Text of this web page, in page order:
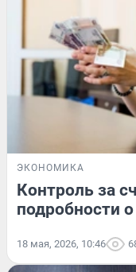
ЭКОНОМИКА
Контроль за
подробности
18 мая, 2026, 10:46